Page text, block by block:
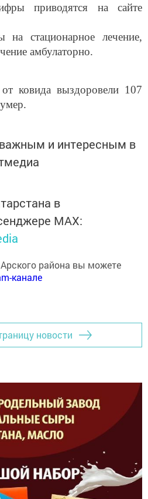
приводятся на сайте
на стационарное лечение,
амбулаторно.
ковида выздоровели 107
и интересным в
в
MАХ:
района вы можете
канале
новости